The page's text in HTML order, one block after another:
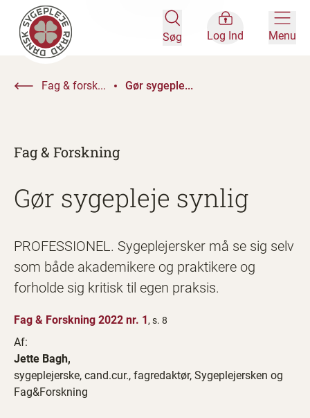
Søg Log Ind Menu
Fag & forsk... Gør sygeple...
Fag & Forskning
Gør sygepleje synlig
PROFESSIONEL. Sygeplejersker må se sig selv
som både akademikere og praktikere og
forholde sig kritisk til egen praksis.
Fag & Forskning 2022 nr. 1, s. 8
Af:
Jette Bagh,
sygeplejerske, cand.cur., fagredaktør, Sygeplejersken og
Fag&Forskning